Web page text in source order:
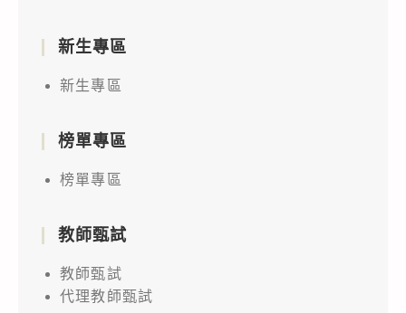
新生專區
新生專區
榜單專區
榜單專區
教師甄試
教師甄試
代理教師甄試